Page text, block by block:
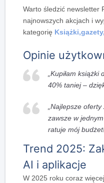
Warto śledzić newsletter
najnowszych akcjach i
kategorię
Opinie
„Kupiłam książki
40% taniej –
„Najlepsze
zawsze w
ratuje mój
Trend 2025:
AI i aplikacje
W 2025 roku coraz